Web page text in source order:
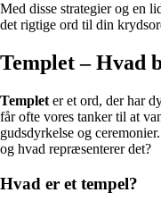
Med disse strategier og en
det rigtige ord til din
Templet – Hvad
Templet er et ord, der har
får ofte vores tanker til at
gudsdyrkelse og
og hvad repræsenterer det?
Hvad er et tempel?